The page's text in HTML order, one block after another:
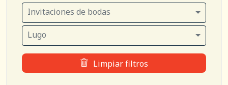
Invitaciones de bodas
Lugo
Limpiar filtros